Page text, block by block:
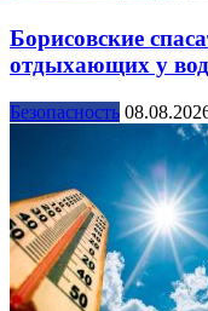
Борисовские
отдыхающих у
Безопасность